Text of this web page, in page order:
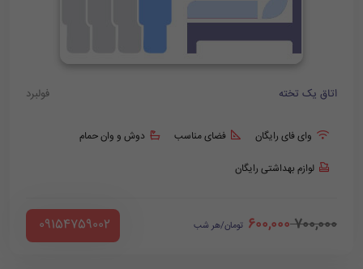
اتاق یک تخته فولبرد
وای فای رایگان فضای مناسب دوش و وان حمام
لوازم بهداشتی رایگان
700,000
600,000 تومان/هر شب ‪ 09154759002